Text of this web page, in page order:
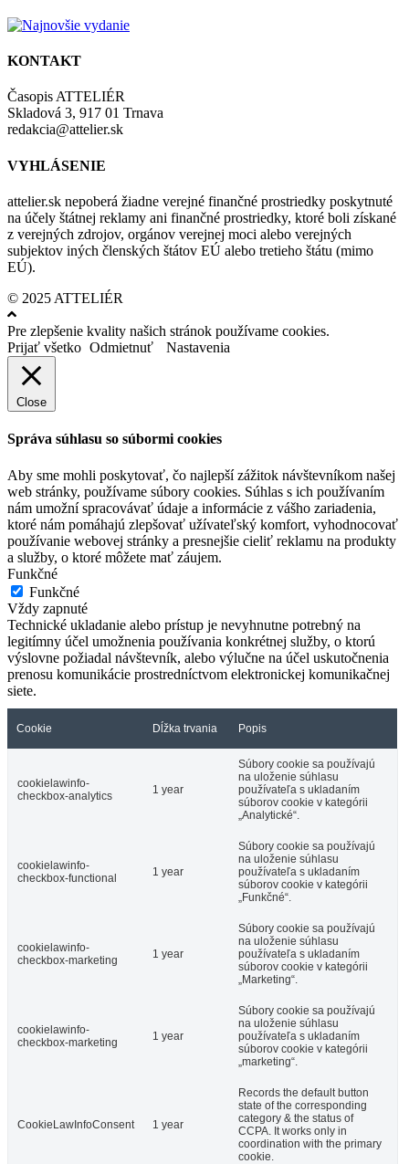
KONTAKT
Časopis ATTELIÉR
Skladová 3, 917 01 Trnava
redakcia@attelier.sk
VYHLÁSENIE
attelier.sk nepoberá žiadne verejné finančné prostriedky poskytnuté
na účely štátnej reklamy ani finančné prostriedky, ktoré boli získané
z verejných zdrojov, orgánov verejnej moci alebo verejných
subjektov iných členských štátov EÚ alebo tretieho štátu (mimo
EÚ).
© 2025 ATTELIÉR
Pre zlepšenie kvality našich stránok používame cookies.
Prijať všetko Odmietnuť Nastavenia
Close
Správa súhlasu so súbormi cookies
Aby sme mohli poskytovať, čo najlepší zážitok návštevníkom našej
web stránky, používame súbory cookies. Súhlas s ich používaním
nám umožní spracovávať údaje a informácie z vášho zariadenia,
ktoré nám pomáhajú zlepšovať užívateľský komfort, vyhodnocovať
používanie webovej stránky a presnejšie cieliť reklamu na produkty
a služby, o ktoré môžete mať záujem.
Funkčné
Funkčné
Vždy zapnuté
Technické ukladanie alebo prístup je nevyhnutne potrebný na
legitímny účel umožnenia používania konkrétnej služby, o ktorú
výslovne požiadal návštevník, alebo výlučne na účel uskutočnenia
prenosu komunikácie prostredníctvom elektronickej komunikačnej
siete.
Cookie Dĺžka trvania Popis
cookielawinfo-
checkbox-analytics
1 year
Súbory cookie sa používajú
na uloženie súhlasu
používateľa s ukladaním
súborov cookie v kategórii
„Analytické“.
cookielawinfo-
checkbox-functional
1 year
Súbory cookie sa používajú
na uloženie súhlasu
používateľa s ukladaním
súborov cookie v kategórii
„Funkčné“.
cookielawinfo-
checkbox-marketing
1 year
Súbory cookie sa používajú
na uloženie súhlasu
používateľa s ukladaním
súborov cookie v kategórii
„Marketing“.
cookielawinfo-
checkbox-marketing
1 year
Súbory cookie sa používajú
na uloženie súhlasu
používateľa s ukladaním
súborov cookie v kategórii
„marketing“.
CookieLawInfoConsent 1 year
Records the default button
state of the corresponding
category & the status of
CCPA. It works only in
coordination with the primary
cookie.